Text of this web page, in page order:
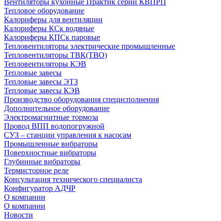
Вентиляторы кухонные Практик серии КВПРП
Тепловое оборудование
Калориферы для вентиляции
Калориферы КСк водяные
Калориферы КПСк паровые
Тепловентиляторы электрические промышленные
Тепловентиляторы ТВК(ТВО)
Тепловентиляторы КЭВ
Тепловые завесы
Тепловые завесы ЭТЗ
Тепловые завесы КЭВ
Производство оборудования специсполнения
Дополнительное оборудование
Электромагнитные тормоза
Провод ВПП водопогружной
СУЗ – станции управления к насосам
Промышленные вибраторы
Поверхностные вибраторы
Глубинные вибраторы
Термисторное реле
Консультация технического специалиста
Конфигуратор АДЧР
О компании
О компании
Новости